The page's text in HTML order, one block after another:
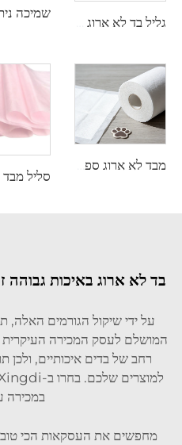
בד לא ארוג באיכות גבוהה
על ידי שיקול הגורמים האלה,
רחב של בדים איכותיים,
במכירה
מחפשים את העסקאות הכי